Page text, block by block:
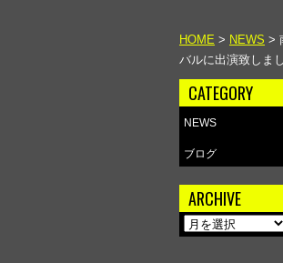
HOME > NEWS >
バルに出演致しま
CATEGORY
NEWS
ブログ
ARCHIVE